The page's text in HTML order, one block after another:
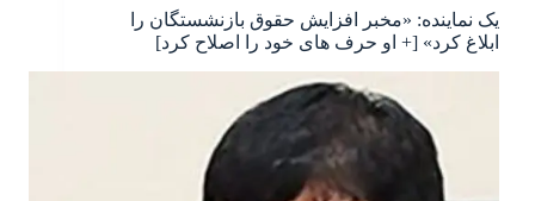
یک نماینده: «مخبر افزایش حقوق بازنشستگان را
ابلاغ کرد» [+ او حرف های خود را اصلاح کرد]